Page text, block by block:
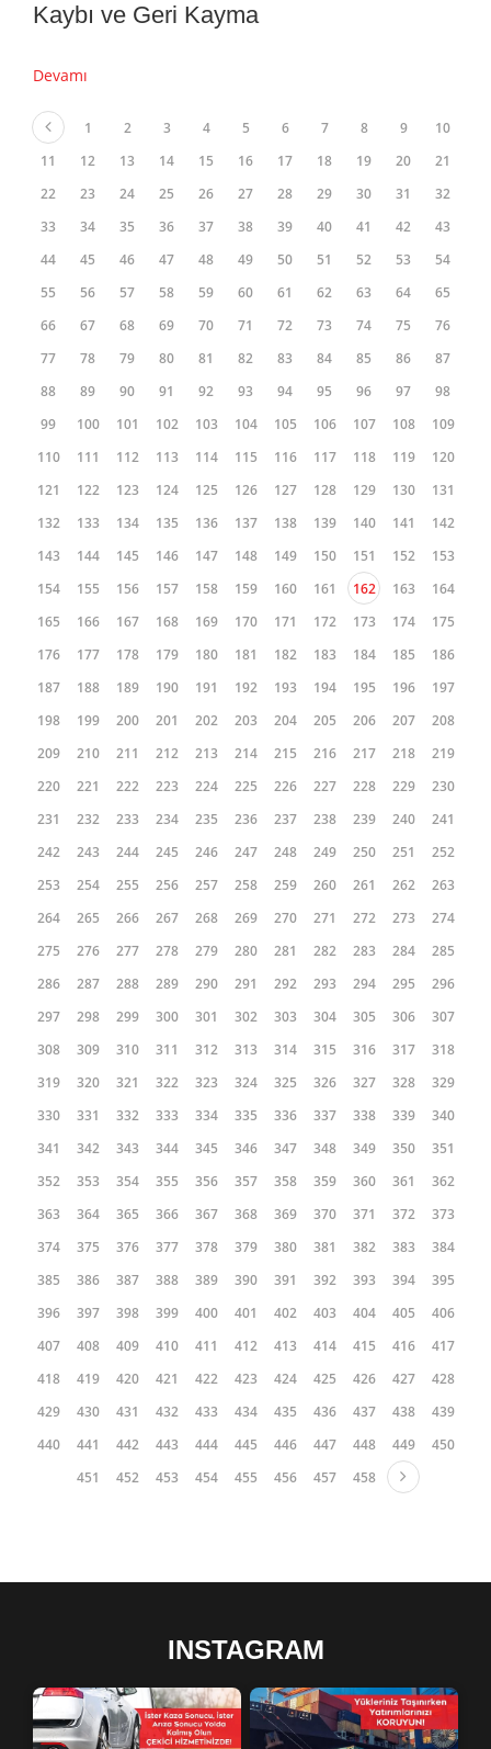
Kaybı ve Geri Kayma
Devamı
1 2 3 4 5 6 7 8 9
10
11
12 13 14 15 16 17 18 19 20
21
22
23 24 25 26 27 28 29 30 31
32
33
34 35 36 37 38 39 40 41 42
43
44
45 46 47 48 49 50 51 52 53
54
55
56 57 58 59 60 61 62 63 64
65
66
67 68 69 70 71 72 73 74 75
76
77
78 79 80 81 82 83 84 85 86
87
88
89 90 91 92 93 94 95 96 97
98
99
100 101 102 103 104 105 106 107 108
109
110
111 112 113 114 115 116 117 118 119
120
121
122 123 124 125 126 127 128 129 130
131
132
133 134 135 136 137 138 139 140 141
142
143
144 145 146 147 148 149 150 151 152
153
154
155 156 157 158 159 160 161 162 163
164
165
166 167 168 169 170 171 172 173 174
175
176
177 178 179 180 181 182 183 184 185
186
187
188 189 190 191 192 193 194 195 196
197
198
199 200 201 202 203 204 205 206 207
208
209
210 211 212 213 214 215 216 217 218
219
220
221 222 223 224 225 226 227 228 229
230
231
232 233 234 235 236 237 238 239 240
241
242
243 244 245 246 247 248 249 250 251
252
253
254 255 256 257 258 259 260 261 262
263
264
265 266 267 268 269 270 271 272 273
274
275
276 277 278 279 280 281 282 283 284
285
286
287 288 289 290 291 292 293 294 295
296
297
298 299 300 301 302 303 304 305 306
307
308
309 310 311 312 313 314 315 316 317
318
319
320 321 322 323 324 325 326 327 328
329
330
331 332 333 334 335 336 337 338 339
340
341
342 343 344 345 346 347 348 349 350
351
352
353 354 355 356 357 358 359 360 361
362
363
364 365 366 367 368 369 370 371 372
373
374
375 376 377 378 379 380 381 382 383
384
385
386 387 388 389 390 391 392 393 394
395
396
397 398 399 400 401 402 403 404 405
406
407
408 409 410 411 412 413 414 415 416
417
418
419 420 421 422 423 424 425 426 427
428
429
430 431 432 433 434 435 436 437 438
439
440
441 442 443 444 445 446 447 448 449
450
451
452 453 454 455 456 457 458
INSTAGRAM